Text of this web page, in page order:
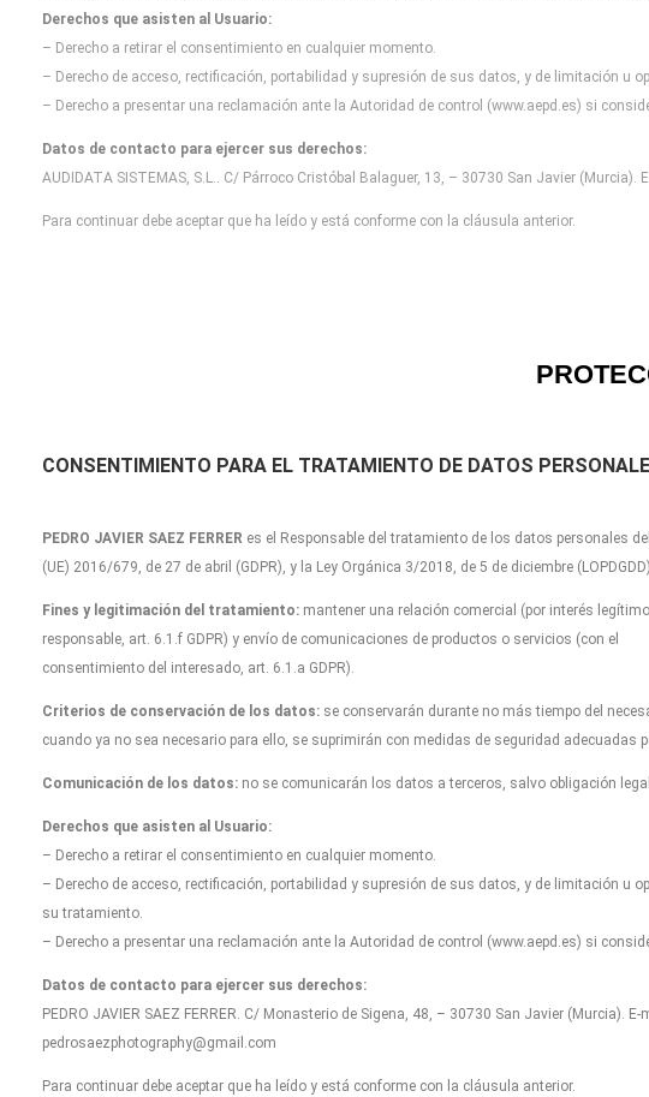
Derechos que asisten al Usuario:
– Derecho a retirar el consentimiento en cualquier momento.
– Derecho de acceso, rectificación, portabilidad y supresión de sus datos, y de limitación u
– Derecho a presentar una reclamación ante la Autoridad de control (www.aepd.es) si
Datos de contacto para ejercer sus derechos:
AUDIDATA SISTEMAS, S.L.. C/ Párroco Cristóbal Balaguer, 13, – 30730 San Javier (Murcia).
Para continuar debe aceptar que ha leído y está conforme con la cláusula anterior.
CONSENTIMIENTO PARA EL TRATAMIENTO DE DATOS
PEDRO JAVIER SAEZ FERRER es el Responsable del tratamiento de los datos personales
(UE) 2016/679, de 27 de abril (GDPR), y la Ley Orgánica 3/2018, de 5 de diciembre
Fines y legitimación del tratamiento: mantener una relación comercial (por interés legítimo
responsable, art. 6.1.f GDPR) y envío de comunicaciones de productos o servicios (con el
consentimiento del interesado, art. 6.1.a GDPR).
Criterios de conservación de los datos: se conservarán durante no más tiempo del
cuando ya no sea necesario para ello, se suprimirán con medidas de seguridad
Comunicación de los datos: no se comunicarán los datos a terceros, salvo obligación legal.
Derechos que asisten al Usuario:
– Derecho a retirar el consentimiento en cualquier momento.
– Derecho de acceso, rectificación, portabilidad y supresión de sus datos, y de limitación u
su tratamiento.
– Derecho a presentar una reclamación ante la Autoridad de control (www.aepd.es) si
Datos de contacto para ejercer sus derechos:
PEDRO JAVIER SAEZ FERRER. C/ Monasterio de Sigena, 48, – 30730 San Javier (Murcia). E-
pedrosaezphotography@gmail.com
Para continuar debe aceptar que ha leído y está conforme con la cláusula anterior.